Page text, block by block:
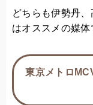
どちらも伊勢丹
はオススメの媒体
東京メトロ